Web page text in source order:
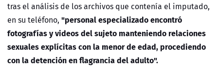
tras el análisis de los archivos que contenía el imputado,
en su teléfono, "personal especializado encontró
fotografías y videos del sujeto manteniendo relaciones
sexuales explícitas con la menor de edad, procediendo
con la detención en flagrancia del adulto".